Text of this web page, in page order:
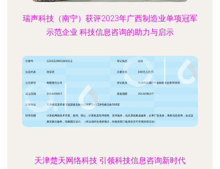
瑞声科技（南宁）获评2023年广西制造业单项冠军
示范企业 科技信息咨询的助力与启示
天津楚天网络科技 引领科技信息咨询新时代